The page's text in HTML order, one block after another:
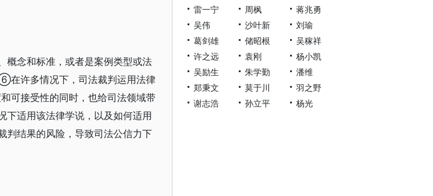
概念和标准，或者是案例类型或法
在许多情况下，司法裁判运用法律
可接受性的同时，也给司法领域带
下适用该法律学说，以及如何适用
判结果的风险，导致司法公信力下
雷一宁
周枫
蒋兆勇
吴伟
沙叶新
刘瑜
葛剑雄
储昭根
吴稼祥
许之远
袁刚
杨小凯
吴励生
朱学勤
潘维
郑秉文
莫于川
羽之野
谢志浩
孙立平 杨光